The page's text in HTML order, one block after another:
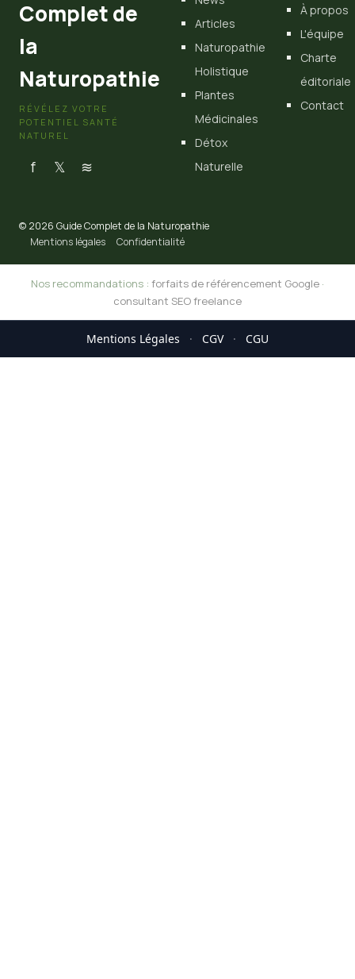
Complet de
la
Naturopathie
RÉVÉLEZ VOTRE
POTENTIEL SANTÉ
NATUREL
f 𝕏 ≋
Articles
Naturopathie
Holistique
Plantes
Médicinales
Détox
Naturelle
À propos
L'équipe
Charte
éditoriale
Contact
© 2026 Guide Complet de la Naturopathie
Mentions légales
Confidentialité
Nos recommandations : forfaits de référencement Google ·
consultant SEO freelance
Mentions Légales · CGV · CGU